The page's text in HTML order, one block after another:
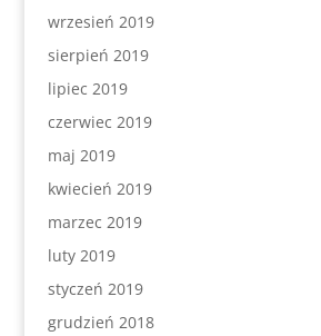
wrzesień 2019
sierpień 2019
lipiec 2019
czerwiec 2019
maj 2019
kwiecień 2019
marzec 2019
luty 2019
styczeń 2019
grudzień 2018